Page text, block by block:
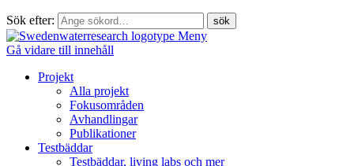
Sök efter:
Meny
Gå vidare till innehåll
Projekt
Alla projekt
Fokusområden
Avhandlingar
Publikationer
Testbäddar
Testbäddar, living labs och mer